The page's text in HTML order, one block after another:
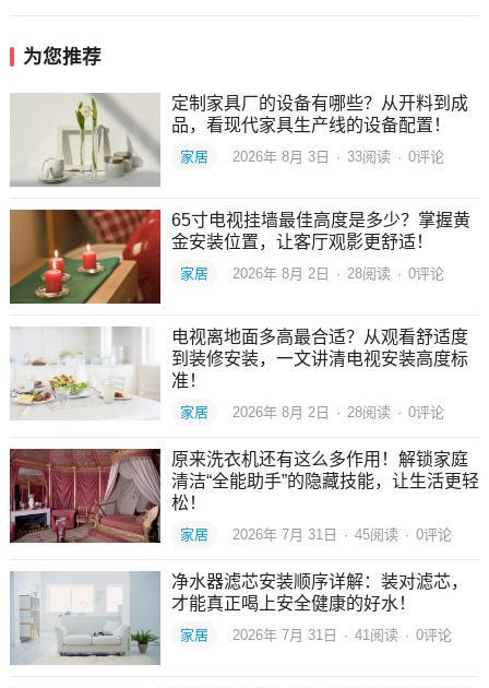
为您推荐
定制家具厂的设备有哪些？从开料到成
品，看现代家具生产线的设备配置！
家居 2026年 8月 3日 · 33阅读 · 0评论
65寸电视挂墙最佳高度是多少？掌握黄
金安装位置，让客厅观影更舒适！
家居 2026年 8月 2日 · 28阅读 · 0评论
电视离地面多高最合适？从观看舒适度
到装修安装，一文讲清电视安装高度标
准！
家居 2026年 8月 2日 · 28阅读 · 0评论
原来洗衣机还有这么多作用！解锁家庭
清洁“全能助手”的隐藏技能，让生活更轻
松！
家居 2026年 7月 31日 · 45阅读 · 0评论
净水器滤芯安装顺序详解：装对滤芯，
才能真正喝上安全健康的好水！
家居 2026年 7月 31日 · 41阅读 · 0评论